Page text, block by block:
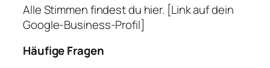
Alle Stimmen findest du hier. [Link auf dein
Google-Business-Profil]
Häufige Fragen